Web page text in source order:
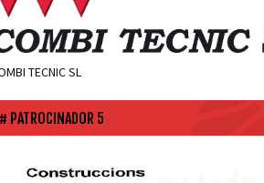
TECNIC SL
PATROCINADOR 5